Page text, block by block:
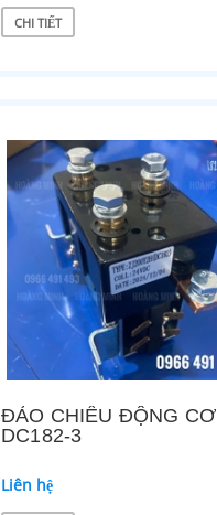
CHI TIẾT
ĐẢO CHIỀU ĐỘNG CƠ
DC182-3
Liên hệ